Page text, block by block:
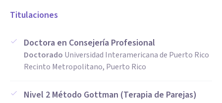
Titulaciones
Doctora en Consejería Profesional
Doctorado Universidad Interamericana de Puerto Rico
Recinto Metropolitano, Puerto Rico
Nivel 2 Método Gottman (Terapia de Parejas)